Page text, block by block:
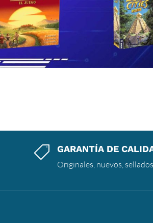
 GARANTÍA DE
Originales, nuevos, sellados